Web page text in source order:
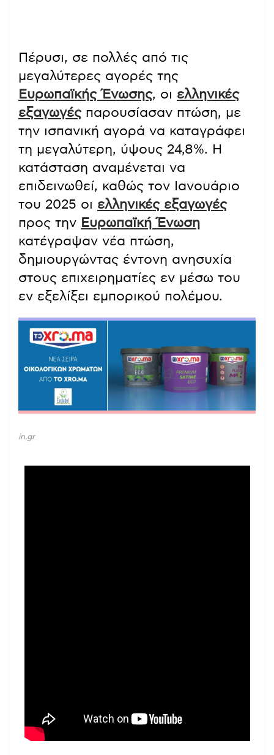
Πέρυσι, σε πολλές από τις
μεγαλύτερες αγορές της
Ευρωπαϊκής Ένωσης, οι ελληνικές
εξαγωγέςπαρουσίασαν πτώση, με
την ισπανική αγορά να καταγράφει
τη μεγαλύτερη, ύψους 24,8%. Η
κατάσταση αναμένεται να
επιδεινωθεί, καθώς τον Ιανουάριο
του 2025 οι ελληνικές εξαγωγές
προς την Ευρωπαϊκή Ένωση
κατέγραψαν νέα πτώση,
δημιουργώντας έντονη ανησυχία
στους επιχειρηματίες εν μέσω του
εν εξελίξει εμπορικού πολέμου.
in.gr